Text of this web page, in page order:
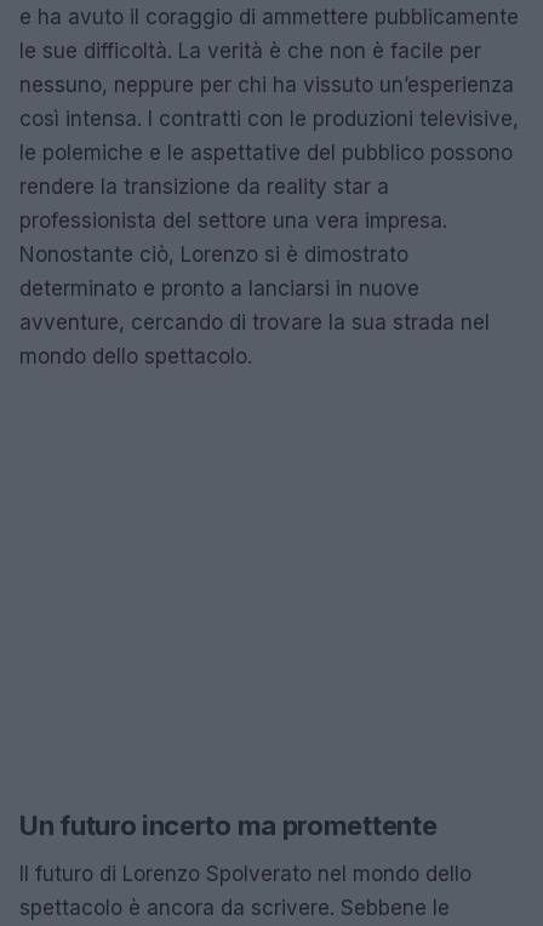
e ha avuto il coraggio di ammettere pubblicamente
le sue difficoltà. La verità è che non è facile per
nessuno, neppure per chi ha vissuto un’esperienza
così intensa. I contratti con le produzioni televisive,
le polemiche e le aspettative del pubblico possono
rendere la transizione da reality star a
professionista del settore una vera impresa.
Nonostante ciò, Lorenzo si è dimostrato
determinato e pronto a lanciarsi in nuove
avventure, cercando di trovare la sua strada nel
mondo dello spettacolo.
Un futuro incerto ma promettente
Il futuro di Lorenzo Spolverato nel mondo dello
spettacolo è ancora da scrivere. Sebbene le